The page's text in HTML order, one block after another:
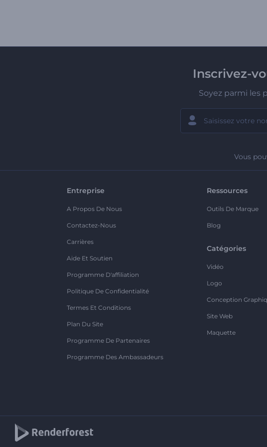
Inscrivez-
Soyez parmi les
Vous
Entreprise
A Propos De Nous
Contactez-Nous
Carrières
Aide Et Soutien
Programme D'affiliation
Politique De Confidentialité
Termes Et Conditions
Plan Du Site
Programme De Partenaires
Programme Des Ambassadeurs
Ressources
Outils De Marque
Blog
Catégories
Vidéo
Logo
Conception
Site Web
Maquette